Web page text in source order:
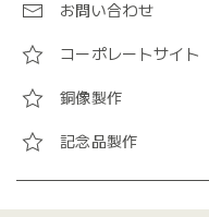
お問い合わせ
コーポレートサイト
銅像製作
記念品製作